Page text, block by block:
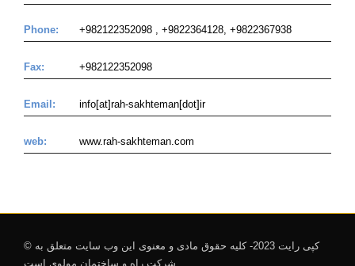
Phone: +982122352098 , +9822364128, +9822367938
Fax: +982122352098
Email: info[at]rah-sakhteman[dot]ir
web: www.rah-sakhteman.com
© کپی رایت 2023- کلیه حقوق مادی و معنوی این وب سایت متعلق به